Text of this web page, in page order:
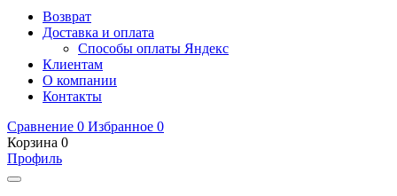
Возврат
Доставка и оплата
Способы оплаты Яндекс
Клиентам
О компании
Контакты
Сравнение 0 Избранное 0
Корзина 0
Профиль